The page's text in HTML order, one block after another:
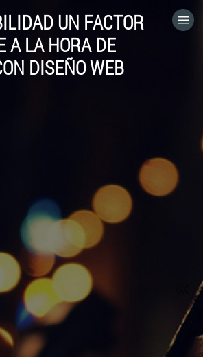
UN FACTOR
A LA HORA DE
DISEÑO WEB
HOME
CATEGORÍAS